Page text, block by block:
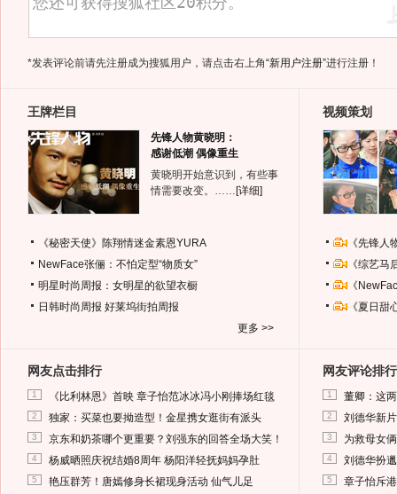
*发表评论前请先注册成为搜狐用户，请点击右上角“新用户注册”进行注册！
王牌栏目
先锋人物黄晓明：
感谢低潮 偶像重生
黄晓明开始意识到，有些事
情需要改变。…… [详细]
《秘密天使》陈翔情迷金素恩YURA
NewFace张俪：不怕定型“物质女”
明星时尚周报：女明星的欲望衣橱
日韩时尚周报 好莱坞街拍周报
更多 >>
视频策划
《先锋
《综艺
《
《夏日
网友点击排行
1 《比利林恩》首映 章子怡范冰冰冯小刚捧场红毯
2 独家：买菜也要拗造型！金星携女逛街有派头
3 京东和奶茶哪个更重要？刘强东的回答全场大笑！
4 杨威晒照庆祝结婚8周年 杨阳洋轻抚妈妈孕肚
5 艳压群芳！唐嫣修身长裙现身活动 仙气儿足
网友评论排行
1 董卿：这
2 刘德华新
3 为救母女
4 刘德华扮
5 章子怡斥